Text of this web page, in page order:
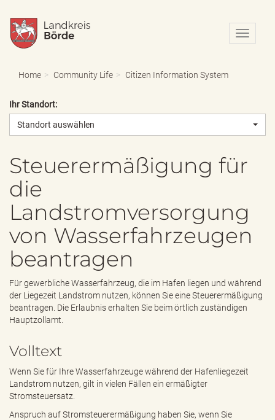
N
a
o
i
/
a
u
e
n
d
Home Community Life Citizen Information System
Ihr Standort:
Standort auswählen
Steuerermäßigung für
die
Landstromversorgung
von Wasserfahrzeugen
beantragen
Für gewerbliche Wasserfahrzeug, die im Hafen liegen und während
der Liegezeit Landstrom nutzen, können Sie eine Steuerermäßigung
beantragen. Die Erlaubnis erhalten Sie beim örtlich zuständigen
Hauptzollamt.
Volltext
Wenn Sie für Ihre Wasserfahrzeuge während der Hafenliegezeit
Landstrom nutzen, gilt in vielen Fällen ein ermäßigter
Stromsteuersatz.
Anspruch auf Stromsteuerermäßigung haben Sie, wenn Sie